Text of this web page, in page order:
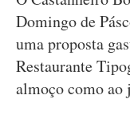
Domingo de
uma proposta
Restaurante
almoço como ao